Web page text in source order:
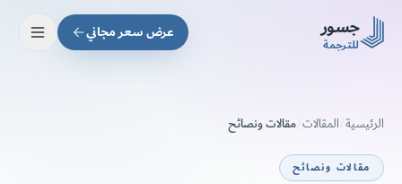
جسور
للترجمة
عرض سعر مجاني
الرئيسية/المقالات/مقالات ونصائح
مقالات ونصائح